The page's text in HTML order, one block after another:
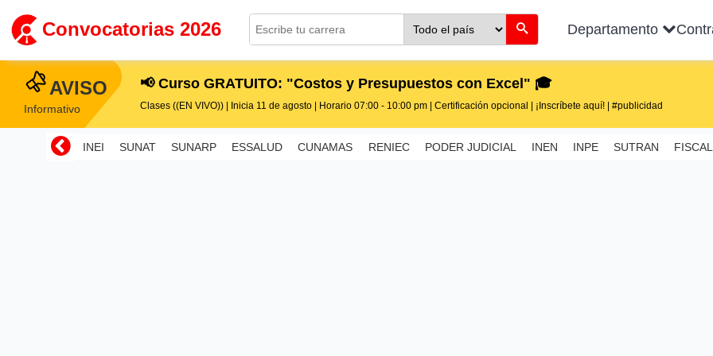
Convocatorias 2026 Departamento
AVISO
Informativo
📢 Curso GRATUITO: "Costos y Presupuestos con Excel" 🎓
Clases ((EN VIVO)) | Inicia 11 de agosto | Horario 07:00 - 10:00 pm | Certificación opcional | ¡Inscríbete aquí! | #publicidad
INEI SUNAT SUNARP ESSALUD CUNAMAS RENIEC PODER JUDICIAL INEN INPE SUTRAN